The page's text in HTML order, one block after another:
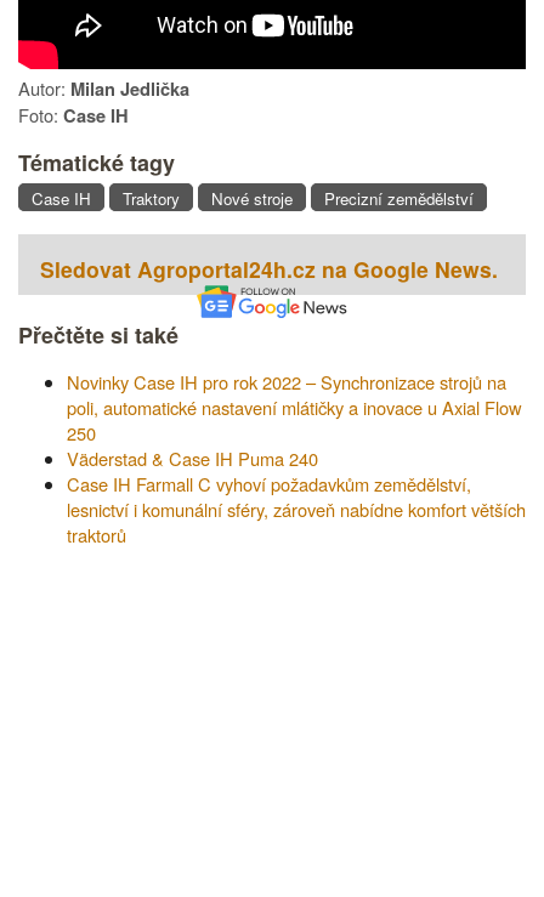
Autor: Milan Jedlička
Foto: Case IH
Tématické tagy
Case IH Traktory Nové stroje Precizní zemědělství
Sledovat Agroportal24h.cz na Google News.
Přečtěte si také
Novinky Case IH pro rok 2022 – Synchronizace strojů na
poli, automatické nastavení mlátičky a inovace u Axial Flow
250
Väderstad & Case IH Puma 240
Case IH Farmall C vyhoví požadavkům zemědělství,
lesnictví i komunální sféry, zároveň nabídne komfort větších
traktorů